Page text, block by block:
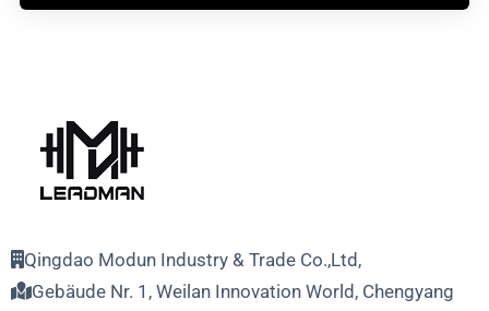
Qingdao Modun Industry & Trade Co.,Ltd,
Gebäude Nr. 1, Weilan Innovation World, Chengyang